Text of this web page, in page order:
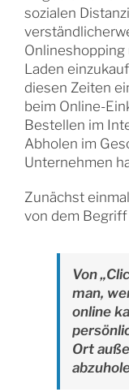
sozialen
Laden
diesen Zeiten
beim Online-
Bestellen im
Abholen im
Unternehmen
Zunächst
von dem Begriff
Von
man,
online
Ort